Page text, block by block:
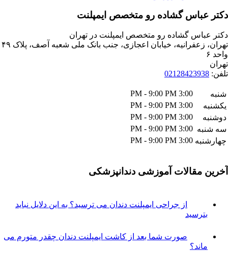
گشاده رو متخصص ایمپلنت
گشاده رو متخصص ایمپلنت در تهران
تهران، زعفرانیه، خیابان اعجازی، جنب بانک ملی شعبه آصف، پلاک ۴۹
3:00 PM - 9:00 PM
3:00 PM - 9:00 PM
3:00 PM - 9:00 PM
3:00 PM - 9:00 PM
3:00 PM - 9:00 PM
مقالات آموزشی دندانپزشکی
از جراحی ایمپلنت دندان می ترسید؟ به این دلایل نباید
صورت شما بعد از کاشت ایمپلنت دندان چقدر متورم می